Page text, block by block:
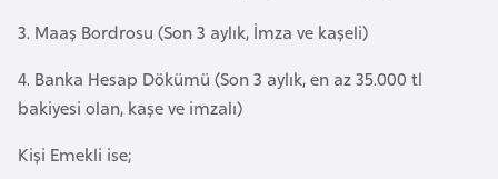
3. Maaş Bordrosu (Son 3 aylık, İmza ve kaşeli)
4. Banka Hesap Dökümü (Son 3 aylık, en az 35.000 tl
bakiyesi olan, kaşe ve imzalı)
Kişi Emekli ise;
k
a
e